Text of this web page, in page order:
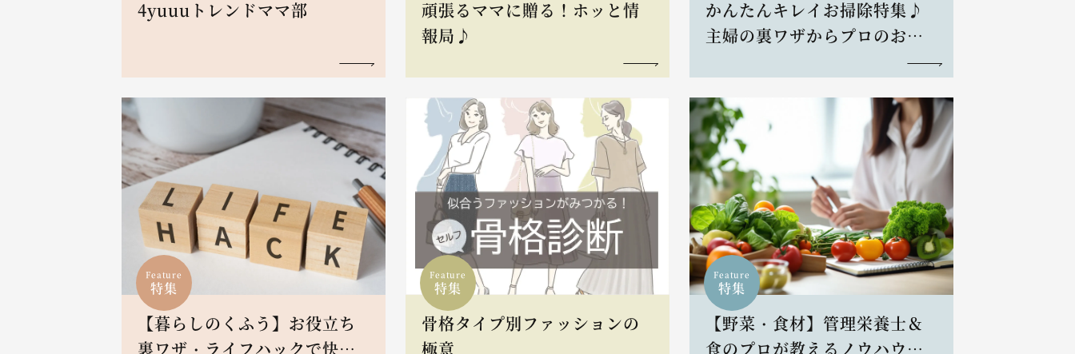
4yuuuトレンドママ部
頑張るママに贈る！ホッと情
報局♪
かんたんキレイお掃除特集♪
主婦の裏ワザからプロのお掃
Feature
特集
【暮らしのくふう】お役立ち
裏ワザ・ライフハックで快適L
Feature
特集
骨格タイプ別ファッションの
極意
Feature
特集
【野菜・食材】管理栄養士＆
食のプロが教えるノウハウと